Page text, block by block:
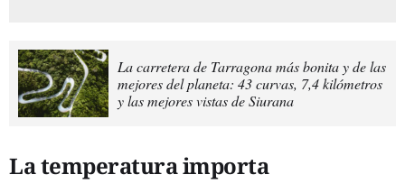
La carretera de Tarragona más bonita y de las
mejores del planeta: 43 curvas, 7,4 kilómetros
y las mejores vistas de Siurana
La temperatura importa